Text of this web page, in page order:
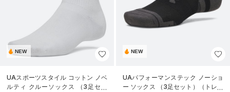
NEW
UAスポーツスタイル コットン ノベ
ルティ クルーソックス （3足セッ
NEW
UAパフォーマンステック ノーショ
ー ソックス （3足セット）（トレー